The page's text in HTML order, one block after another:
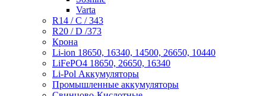
Varta
R14 / C / 343
R20 / D /373
Крона
Li-ion 18650, 16340, 14500, 26650, 10440
LiFePO4 18650, 26650, 16340
Li-Pol Аккумуляторы
Промышленные аккумуляторы